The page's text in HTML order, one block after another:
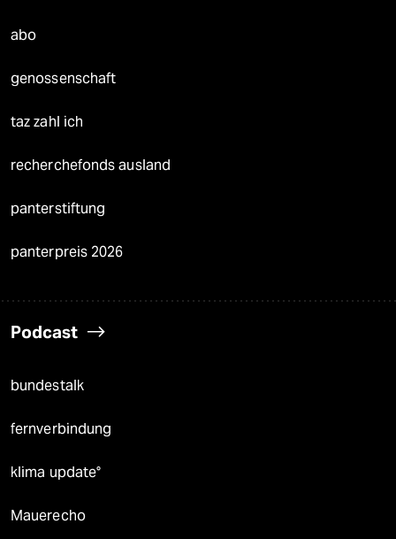
abo
genossenschaft
taz zahl ich
recherchefonds ausland
panterstiftung
panterpreis 2026
Podcast
bundestalk
fernverbindung
klima update°
Mauerecho